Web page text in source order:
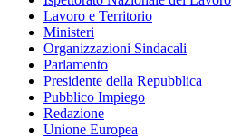
Lavoro e Territorio
Ministeri
Organizzazioni Sindacali
Parlamento
Presidente della Repubblica
Pubblico Impiego
Redazione
Unione Europea